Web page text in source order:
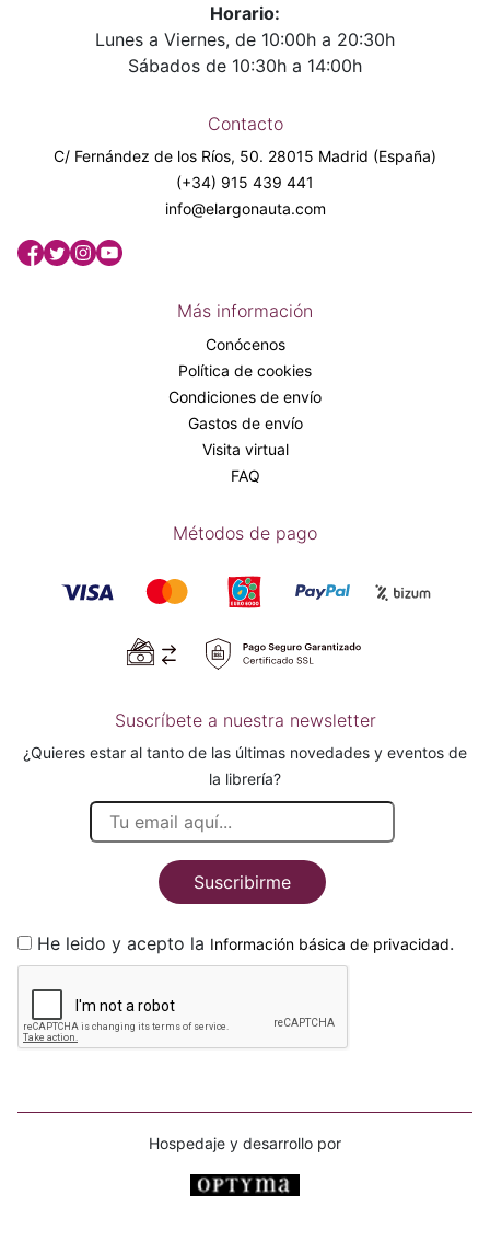
Horario:
Lunes a Viernes, de 10:00h a 20:30h
Sábados de 10:30h a 14:00h
Contacto
C/ Fernández de los Ríos, 50. 28015 Madrid (España)
(+34) 915 439 441
info@elargonauta.com
Más información
Conócenos
Política de cookies
Condiciones de envío
Gastos de envío
Visita virtual
FAQ
Métodos de pago
Suscríbete a nuestra newsletter
¿Quieres estar al tanto de las últimas novedades y eventos de
la librería?
Suscribirme
He leido y acepto la Información básica de privacidad.
Hospedaje y desarrollo por